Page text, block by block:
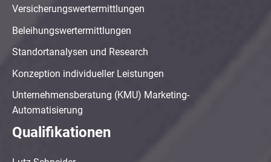
Versicherungswertermittlungen
Beleihungswertermittlungen
Standortanalysen und Research
Konzeption individueller Leistungen
Unternehmensberatung (KMU) Marketing-
Automatisierung
Qualifikationen